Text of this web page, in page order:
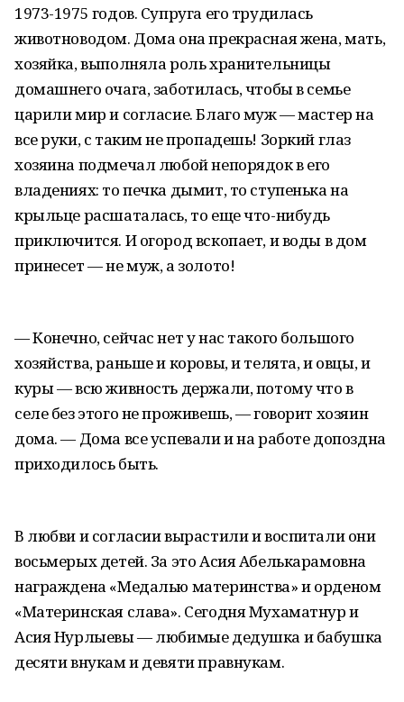
1973-1975 годов. Супруга его трудилась
животноводом. Дома она прекрасная жена, мать,
хозяйка, выполняла роль хранительницы
домашнего очага, заботилась, чтобы в семье
царили мир и согласие. Благо муж — мастер на
все руки, с таким не пропадешь! Зоркий глаз
хозяина подмечал любой непорядок в его
владениях: то печка дымит, то ступенька на
крыльце расшаталась, то еще что-нибудь
приключится. И огород вскопает, и воды в дом
принесет — не муж, а золото!
— Конечно, сейчас нет у нас такого большого
хозяйства, раньше и коровы, и телята, и овцы, и
куры — всю живность держали, потому что в
селе без этого не проживешь, — говорит хозяин
дома. — Дома все успевали и на работе допоздна
приходилось быть.
В любви и согласии вырастили и воспитали они
восьмерых детей. За это Асия Абелькарамовна
награждена «Медалью материнства» и орденом
«Материнская слава». Сегодня Мухаматнур и
Асия Нурлыевы — любимые дедушка и бабушка
десяти внукам и девяти правнукам.